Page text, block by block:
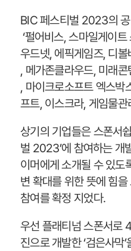
BIC 페스티벌 2023의
‘펄어비스, 스마일게이
우드넷, 에픽게임즈, 디
, 메가존클라우드, 미래
, 마이크로소프트 엑스박
프트, 이스크라, 게임물관
상기의 기업들은 스폰서
벌 2023’에 참여하는 개
이머에게 소개될 수 있도
변 확대를 위한 뜻에 힘
참여를 확정 지었다.
우선 플래티넘 스폰서로
진으로 개발한 ‘검은사막